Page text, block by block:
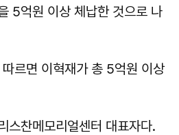
5억원 이상 체납한 것으로 나
르면 이혁재가 총 5억원 이상
스찬메모리얼센터 대표자다.